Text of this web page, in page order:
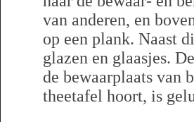
van anderen, en
op een plank. Naast
glazen en glaasjes.
de bewaarplaats van
theetafel hoort, is